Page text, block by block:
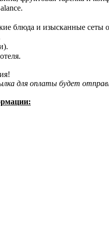
блюда и изысканные
для оплаты будет